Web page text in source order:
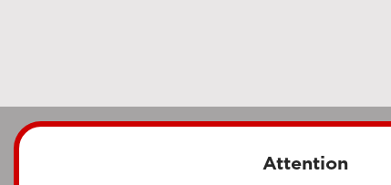
Attention